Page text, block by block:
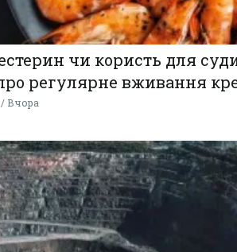
чи користь для
регулярне вживання
Вчора